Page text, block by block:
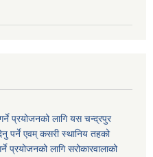
प्रयोजनको लागि यस चन्द्रपुर
पर्ने एवम् कसरी स्थानिय तहको
प्रयोजनको लागि सरोकारवालाको